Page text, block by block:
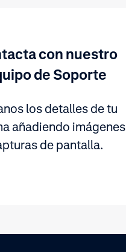
con nuestro
de Soporte
los detalles de tu
añadiendo
de pantalla.